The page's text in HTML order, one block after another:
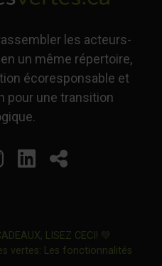
les acteurs-
un même répertoire,
écoresponsable et
pour une transition
s'ouvrira dans
lien s'ouvrira
Instagram
Ce lien s'ouvrira
LinkedIn
Ce lien
Partager
LISEZ CECI! 💚
vertes: Les fonctionnalités